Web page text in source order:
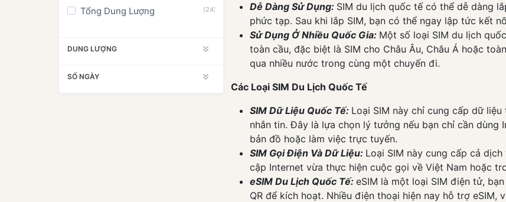
SIM Ý
Tổng Dung Lượng (24)
DUNG LƯỢNG
SỐ NGÀY
Dễ Dàng Sử Dụng: SIM du lịch quốc tế có thể dễ dàng
phức tạp. Sau khi lắp SIM, bạn có thể ngay lập tức kết
Sử Dụng Ở Nhiều Quốc Gia: Một số loại SIM du lịch
toàn cầu, đặc biệt là SIM cho Châu Âu, Châu Á hoặc
qua nhiều nước trong cùng một chuyến đi.
Các Loại SIM Du Lịch Quốc Tế
SIM Dữ Liệu Quốc Tế: Loại SIM này chỉ cung cấp dữ
nhắn tin. Đây là lựa chọn lý tưởng nếu bạn chỉ cần
bản đồ hoặc làm việc trực tuyến.
SIM Gọi Điện Và Dữ Liệu: Loại SIM này cung cấp cả
cập Internet vừa thực hiện cuộc gọi về Việt Nam hoặc
eSIM Du Lịch Quốc Tế: eSIM là một loại SIM điện tử,
QR để kích hoạt. Nhiều điện thoại hiện nay hỗ trợ